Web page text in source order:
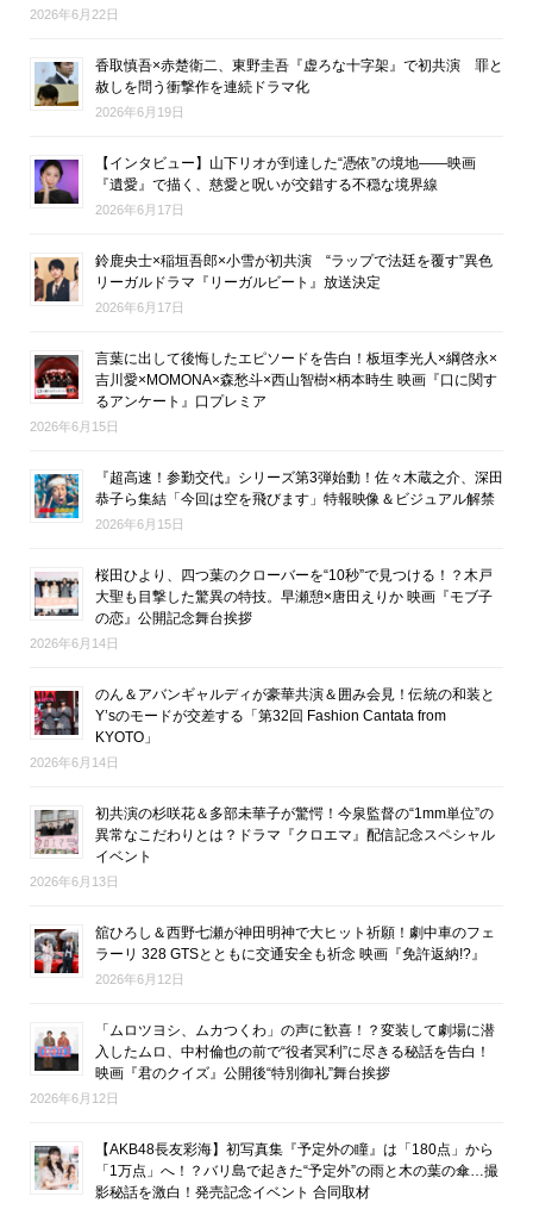
2026年6月22日
香取慎吾×赤楚衛二、東野圭吾『虚ろな十字架』で初共演 罪と
赦しを問う衝撃作を連続ドラマ化
2026年6月19日
【インタビュー】山下リオが到達した“憑依”の境地――映画
『遺愛』で描く、慈愛と呪いが交錯する不穏な境界線
2026年6月17日
鈴鹿央士×稲垣吾郎×小雪が初共演 “ラップで法廷を覆す”異色
リーガルドラマ『リーガルビート』放送決定
2026年6月17日
言葉に出して後悔したエピソードを告白！板垣李光人×綱啓永×
吉川愛×MOMONA×森愁斗×西山智樹×柄本時生 映画『口に関す
るアンケート』口プレミア
2026年6月15日
『超高速！参勤交代』シリーズ第3弾始動！佐々木蔵之介、深田
恭子ら集結「今回は空を飛びます」特報映像＆ビジュアル解禁
2026年6月15日
桜田ひより、四つ葉のクローバーを“10秒”で見つける！？木戸
大聖も目撃した驚異の特技。早瀬憩×唐田えりか 映画『モブ子
の恋』公開記念舞台挨拶
2026年6月14日
のん＆アバンギャルディが豪華共演＆囲み会見！伝統の和装と
Y’sのモードが交差する「第32回 Fashion Cantata from
KYOTO」
2026年6月14日
初共演の杉咲花＆多部未華子が驚愕！今泉監督の“1mm単位”の
異常なこだわりとは？ドラマ『クロエマ』配信記念スペシャル
イベント
2026年6月13日
舘ひろし＆西野七瀬が神田明神で大ヒット祈願！劇中車のフェ
ラーリ 328 GTSとともに交通安全も祈念 映画『免許返納!?』
2026年6月12日
「ムロツヨシ、ムカつくわ」の声に歓喜！？変装して劇場に潜
入したムロ、中村倫也の前で“役者冥利”に尽きる秘話を告白！
映画『君のクイズ』公開後“特別御礼”舞台挨拶
2026年6月12日
【AKB48長友彩海】初写真集『予定外の瞳』は「180点」から
「1万点」へ！？バリ島で起きた“予定外”の雨と木の葉の傘…撮
影秘話を激白！発売記念イベント 合同取材